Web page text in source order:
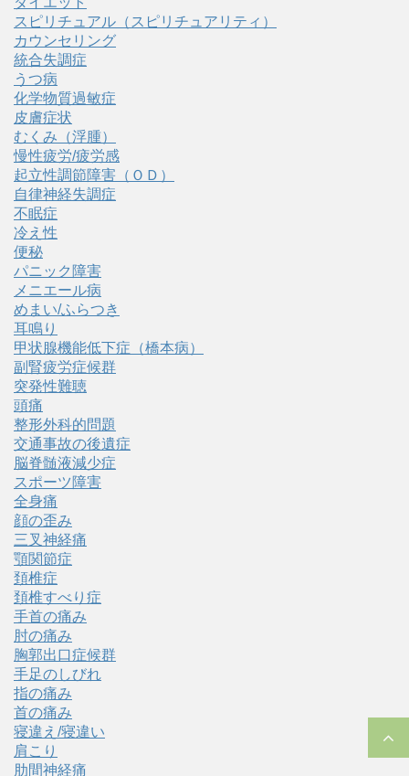
スピリチュアル（スピリチュアリティ）
カウンセリング
統合失調症
うつ病
化学物質過敏症
皮膚症状
むくみ（浮腫）
慢性疲労/疲労感
起立性調節障害（ＯＤ）
自律神経失調症
不眠症
冷え性
便秘
パニック障害
メニエール病
めまい/ふらつき
耳鳴り
甲状腺機能低下症（橋本病）
副腎疲労症候群
突発性難聴
頭痛
整形外科的問題
交通事故の後遺症
脳脊髄液減少症
スポーツ障害
全身痛
顔の歪み
三叉神経痛
顎関節症
頚椎症
頚椎すべり症
手首の痛み
肘の痛み
胸郭出口症候群
手足のしびれ
指の痛み
首の痛み
寝違え/寝違い
肩こり
肋間神経痛